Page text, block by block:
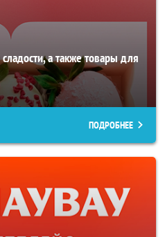
а также товары для
ПОДРОБНЕЕ